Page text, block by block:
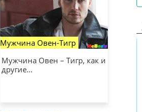
Мужчина Овен-Тигр
Мужчина Овен – Тигр, как и
другие…